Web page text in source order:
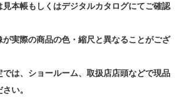
見本帳もしくはデジタルカタログにてご確認
が実際の商品の色・縮尺と異なることがござ
では、ショールーム、取扱店店頭などで現品
い。